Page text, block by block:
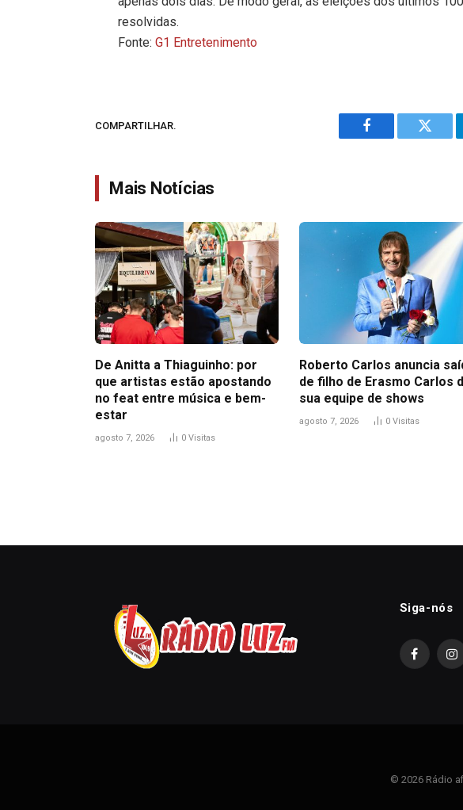
resolvidas.
Fonte:G1 Entretenimento
COMPARTILHAR.
Facebook
Mais Notícias
De Anitta a Thiaguinho: por
que artistas estão apostando
no feat entre música e bem-
estar
agosto 7, 2026 0 Visitas
Roberto Carlos anuncia
de filho de Erasmo Carlos
sua equipe de shows
agosto 7, 2026 0 Visitas
Siga-nós
Facebook
© 2026 Rádio